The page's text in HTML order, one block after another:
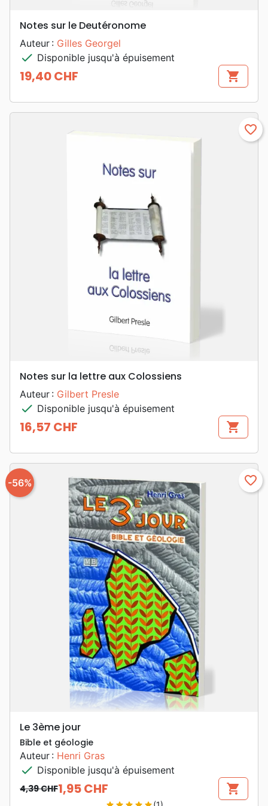
Notes sur le Deutéronome
Auteur : Gilles Georgel
check Disponible jusqu'à épuisement
Prix
19,40 CHF shopping_cart
favorite_border
Notes sur la lettre aux Colossiens
Auteur : Gilbert Presle
check Disponible jusqu'à épuisement
Prix
16,57 CHF shopping_cart
-56% favorite_border
Le 3ème jour
Bible et géologie
Auteur : Henri Gras
check Disponible jusqu'à épuisement
Prix de base
4,39 CHF
Prix 1,95 CHF shopping_cart